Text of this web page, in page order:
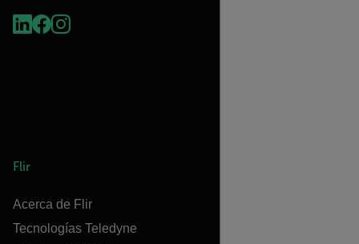
Flir
Acerca de Flir
Tecnologías Teledyne